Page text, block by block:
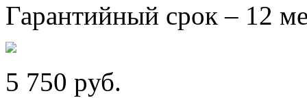
Гарантийный срок – 12
5 750 pуб.